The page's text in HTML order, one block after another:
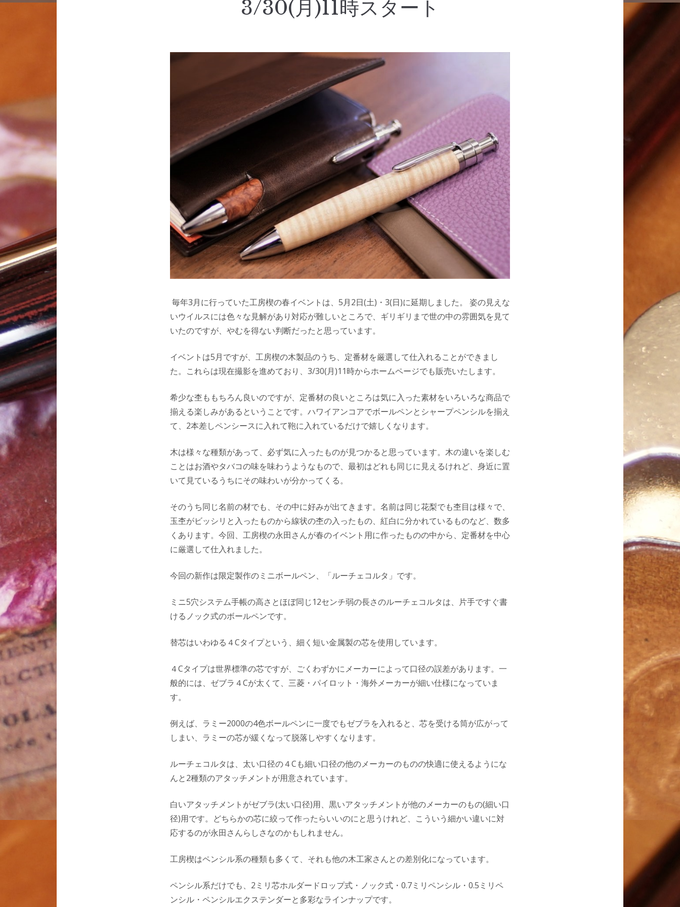
3/30(月)11時スタート
毎年3月に行っていた工房楔の春イベントは、5月2日(土)・3(日)に延期しました。 姿の見えな
いウイルスには色々な見解があり対応が難しいところで、ギリギリまで世の中の雰囲気を見て
いたのですが、やむを得ない判断だったと思っています。
イベントは5月ですが、工房楔の木製品のうち、定番材を厳選して仕入れることができまし
た。これらは現在撮影を進めており、3/30(月)11時からホームページでも販売いたします。
希少な杢ももちろん良いのですが、定番材の良いところは気に入った素材をいろいろな商品で
揃える楽しみがあるということです。ハワイアンコアでボールペンとシャープペンシルを揃え
て、2本差しペンシースに入れて鞄に入れているだけで嬉しくなります。
木は様々な種類があって、必ず気に入ったものが見つかると思っています。木の違いを楽しむ
ことはお酒やタバコの味を味わうようなもので、最初はどれも同じに見えるけれど、身近に置
いて見ているうちにその味わいが分かってくる。
そのうち同じ名前の材でも、その中に好みが出てきます。名前は同じ花梨でも杢目は様々で、
玉杢がビッシリと入ったものから線状の杢の入ったもの、紅白に分かれているものなど、数多
くあります。今回、工房楔の永田さんが春のイベント用に作ったものの中から、定番材を中心
に厳選して仕入れました。
今回の新作は限定製作のミニボールペン、「ルーチェコルタ」です。
ミニ5穴システム手帳の高さとほぼ同じ12センチ弱の長さのルーチェコルタは、片手ですぐ書
けるノック式のボールペンです。
替芯はいわゆる４Cタイプという、細く短い金属製の芯を使用しています。
４Cタイプは世界標準の芯ですが、ごくわずかにメーカーによって口径の誤差があります。一
般的には、ゼブラ４Cが太くて、三菱・パイロット・海外メーカーが細い仕様になっていま
す。
例えば、ラミー2000の4色ボールペンに一度でもゼブラを入れると、芯を受ける筒が広がって
しまい、ラミーの芯が緩くなって脱落しやすくなります。
ルーチェコルタは、太い口径の４Cも細い口径の他のメーカーのものの快適に使えるようにな
んと2種類のアタッチメントが用意されています。
白いアタッチメントがゼブラ(太い口径)用、黒いアタッチメントが他のメーカーのもの(細い口
径)用です。どちらかの芯に絞って作ったらいいのにと思うけれど、こういう細かい違いに対
応するのが永田さんらしさなのかもしれません。
工房楔はペンシル系の種類も多くて、それも他の木工家さんとの差別化になっています。
ペンシル系だけでも、2ミリ芯ホルダードロップ式・ノック式・0.7ミリペンシル・0.5ミリペ
ンシル・ペンシルエクステンダーと多彩なラインナップです。